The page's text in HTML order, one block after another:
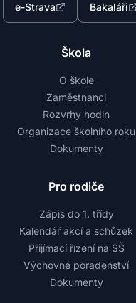
e-Strava Bakaláři
Škola
O škole
Zaměstnanci
Rozvrhy hodin
Organizace školního roku
Dokumenty
Pro rodiče
Zápis do 1. třídy
Kalendář akcí a schůzek
Přijímací řízení na SŠ
Výchovné poradenství
Dokumenty